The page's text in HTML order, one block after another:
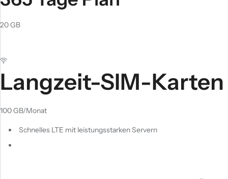
20 GB
Langzeit-SIM-Karten
100 GB/Monat
Schnelles LTE mit leistungsstarken Servern